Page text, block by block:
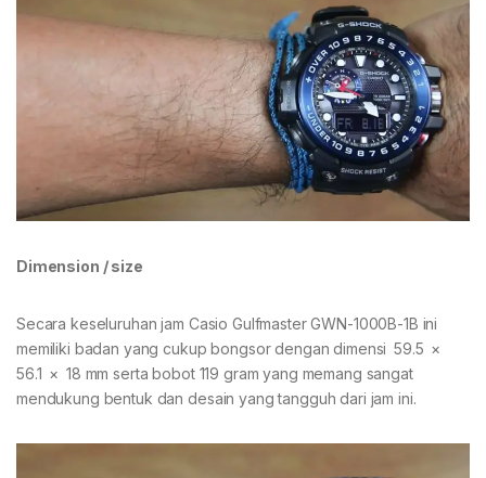
Dimension / size
Secara keseluruhan jam Casio Gulfmaster GWN-1000B-1B ini
memiliki badan yang cukup bongsor dengan dimensi 59.5 ×
56.1 × 18 mm serta bobot 119 gram yang memang sangat
mendukung bentuk dan desain yang tangguh dari jam ini.